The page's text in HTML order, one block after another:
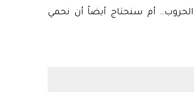
أم سنحتاج أيضاً أن نحمي